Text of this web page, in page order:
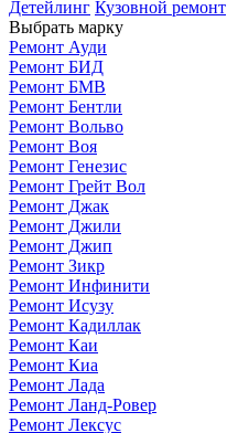
Детейлинг Кузовной ремонт
Выбрать марку
Ремонт Ауди
Ремонт БИД
Ремонт БМВ
Ремонт Бентли
Ремонт Вольво
Ремонт Воя
Ремонт Генезис
Ремонт Грейт Вол
Ремонт Джак
Ремонт Джили
Ремонт Джип
Ремонт Зикр
Ремонт Инфинити
Ремонт Исузу
Ремонт Кадиллак
Ремонт Каи
Ремонт Киа
Ремонт Лада
Ремонт Ланд-Ровер
Ремонт Лексус